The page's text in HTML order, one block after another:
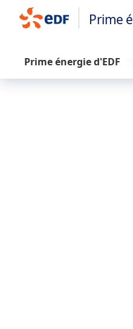
Prime
Prime énergie d'EDF